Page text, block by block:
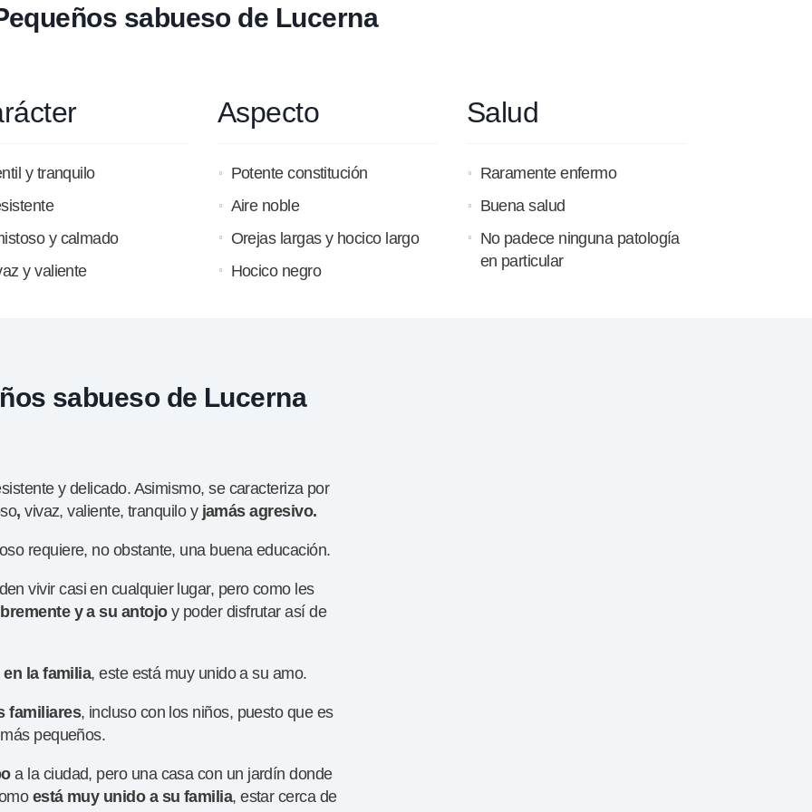
sabueso de Lucerna
y tranquilo
y calmado
y valiente
Aspecto
Potente constitución
Aire noble
Orejas largas y hocico largo
Hocico negro
Salud
Raramente enfermo
Buena salud
No padece ninguna patología
en particular
sabueso de Lucerna
y delicado. Asimismo, se caracteriza por
, vivaz, valiente, tranquilo y jamás agresivo.
requiere, no obstante, una buena educación.
vivir casi en cualquier lugar, pero como les
y a su antojoy poder disfrutar así de
la familia, este está muy unido a su amo.
familiares, incluso con los niños, puesto que es
pequeños.
a la ciudad, pero una casa con un jardín donde
está muy unido a su familia, estar cerca de